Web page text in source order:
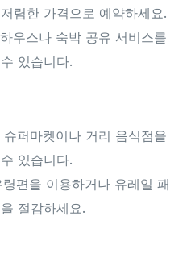
렴한 가격으로 예약하세요.
우스나 숙박 공유 서비스를
있습니다.
퍼마켓이나 거리 음식점을
있습니다.
편을 이용하거나 유레일 패
절감하세요.